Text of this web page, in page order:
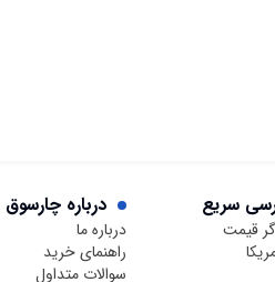
سریع
قیمت
درباره چارسوق
درباره ما
راهنمای خرید
سوالات متداول